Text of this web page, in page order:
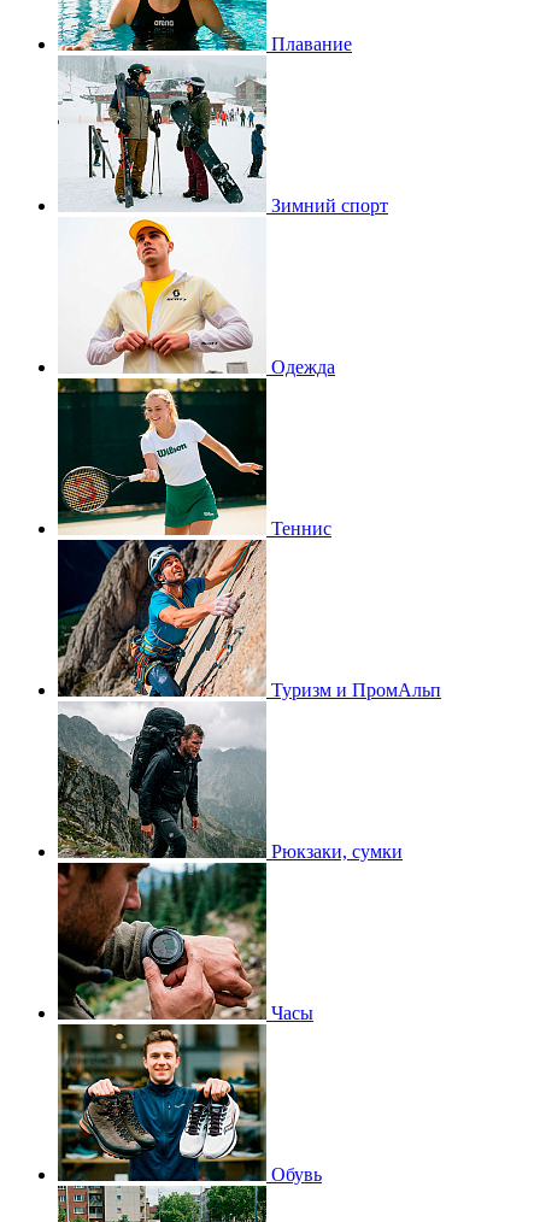
Плавание
Зимний спорт
Одежда
Теннис
Туризм и ПромАльп
Рюкзаки, сумки
Часы
Обувь